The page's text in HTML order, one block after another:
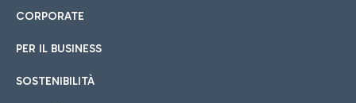
CORPORATE
PER IL BUSINESS
SOSTENIBILITÀ